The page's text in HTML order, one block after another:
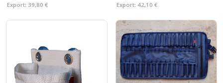
Export: 39,80 € Export: 42,10 €